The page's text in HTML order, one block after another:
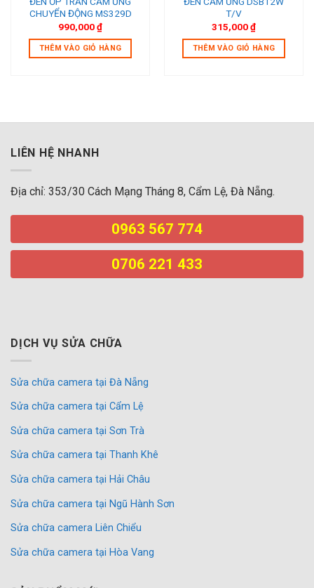
CHUYỂN ĐỘNG MS329D
990,000₫
THÊM VÀO GIỎ HÀNG
T/V
315,000₫
THÊM VÀO GIỎ HÀNG
LIÊN HỆ NHANH
Địa chỉ: 353/30 Cách Mạng Tháng 8, Cẩm Lệ, Đà Nẵng.
0963 567 774
0706 221 433
DỊCH VỤ SỬA CHỮA
Sửa chữa camera tại Đà Nẵng
Sửa chữa camera tại Cẩm Lệ
Sửa chữa camera tại Sơn Trà
Sửa chữa camera tại Thanh Khê
Sửa chữa camera tại Hải Châu
Sửa chữa camera tại Ngũ Hành Sơn
Sửa chữa camera Liên Chiểu
Sửa chữa camera tại Hòa Vang